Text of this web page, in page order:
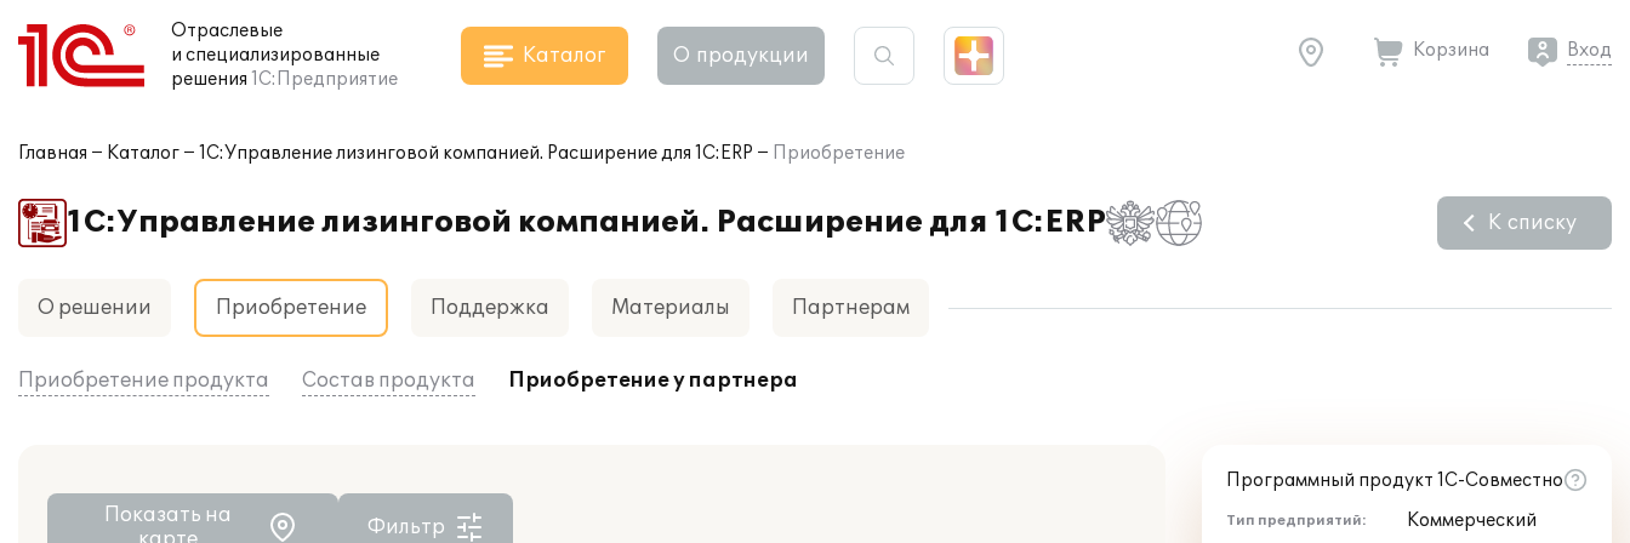
Отраслевые
и специализированные
решения 1С:Предприятие
Каталог О продукции Корзина Вход
Главная Каталог 1С:Управление лизинговой компанией. Расширение для 1С:ERP Приобретение
1С:Управление лизинговой компанией. Расширение для 1С:ERP К списку
О решении Приобретение Поддержка Материалы Партнерам
Приобретение продукта Состав продукта Приобретение у партнера
Показать на
Фильтр
Программный продукт 1С-Совместно
Тип предприятий: Коммерческий